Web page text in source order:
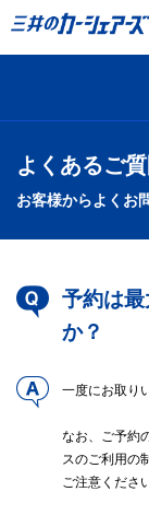
よくあるご
お客様からよくお
予約は
か？
一度にお取り
なお、ご予約
スのご利用の
ご注意くださ